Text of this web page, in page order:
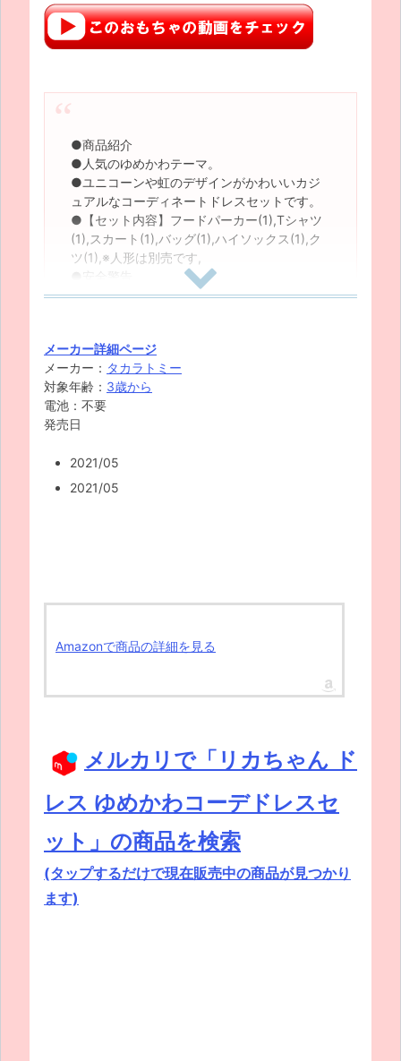
●商品紹介
●人気のゆめかわテーマ。
●ユニコーンや虹のデザインがかわいいカジ
ュアルなコーディネートドレスセットです。
●【セット内容】フードパーカー(1),Tシャツ
(1),スカート(1),バッグ(1),ハイソックス(1),ク
ツ(1),※人形は別売です,
●該当なし
メーカー詳細ページ
メーカー： タカラトミー
対象年齢： 3歳から
電池：不要
発売日
2021/05
2021/05
Amazonで商品の詳細を見る
メルカリで「リカちゃん ド
レス ゆめかわコーデドレスセ
ット」の商品を検索
(タップするだけで現在販売中の商品が見つかり
ます)